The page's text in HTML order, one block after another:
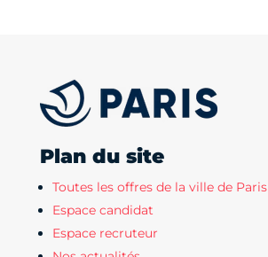
Plan du site
Toutes les offres de la ville de Paris
Espace candidat
Espace recruteur